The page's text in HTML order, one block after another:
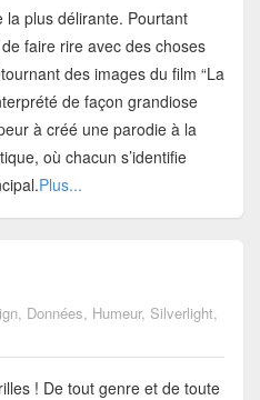
la plus délirante. Pourtant
faire rire avec des choses
des images du film “La
de façon grandiose
à créé une parodie à la
où chacun s’identifie
Plus...
, Données, Humeur, Silverlight,
! De tout genre et de toute